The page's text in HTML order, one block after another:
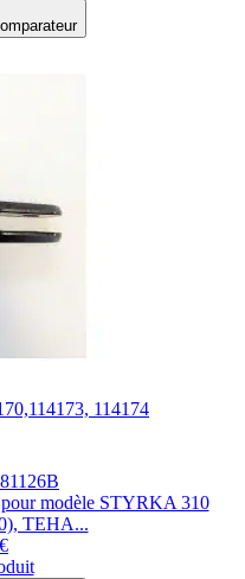
114174
pour modèle STYRKA 310
TEHA...